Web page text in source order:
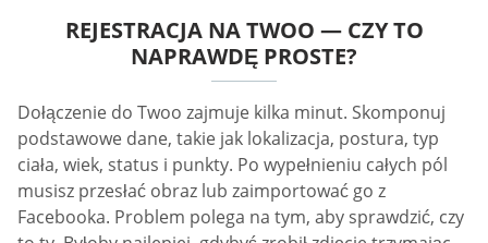
REJESTRACJA NA TWOO — CZY TO
NAPRAWDĘ PROSTE?
Dołączenie do Twoo zajmuje kilka minut. Skomponuj
podstawowe dane, takie jak lokalizacja, postura, typ
ciała, wiek, status i punkty. Po wypełnieniu całych pól
musisz przesłać obraz lub zaimportować go z
Facebooka. Problem polega na tym, aby sprawdzić, czy